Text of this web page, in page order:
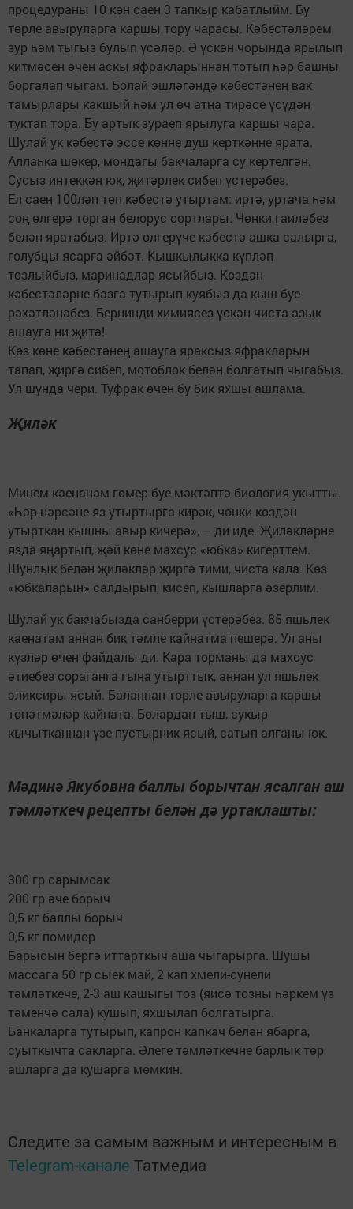
процедураны 10 көн саен 3 тапкыр кабатлыйм. Бу
төрле авыруларга каршы тору чарасы. Кәбестәләрем
зур һәм тыгыз булып үсәләр. Ә үскән чорында ярылып
китмәсен өчен аскы яфракларыннан тотып һәр башны
боргалап чыгам. Болай эшләгәндә кәбестәнең вак
тамырлары какшый һәм ул өч атна тирәсе үсүдән
туктап тора. Бу артык зураеп ярылуга каршы чара.
Шулай ук кәбестә эссе көнне душ керткәнне ярата.
Аллаһка шөкер, мондагы бакчаларга су кертелгән.
Сусыз интеккән юк, җитәрлек сибеп үстерәбез.
Ел саен 100ләп төп кәбестә утыртам: иртә, уртача һәм
соң өлгерә торган белорус сортлары. Чөнки гаиләбез
белән яратабыз. Иртә өлгерүче кәбестә ашка салырга,
голубцы ясарга әйбәт. Кышкылыкка күпләп
тозлыйбыз, маринадлар ясыйбыз. Көздән
кәбестәләрне базга тутырып куябыз да кыш буе
рәхәтләнәбез. Бернинди химиясез үскән чиста азык
ашауга ни җитә!
Көз көне кәбестәнең ашауга яраксыз яфракларын
тапап, җиргә сибеп, мотоблок белән болгатып чыгабыз.
Ул шунда чери. Туфрак өчен бу бик яхшы ашлама.
Җиләк
Минем каенанам гомер буе мәктәптә биология укытты.
«Һәр нәрсәне яз утыртырга кирәк, чөнки көздән
утырткан кышны авыр кичерә», – ди иде. Җиләкләрне
язда яңартып, җәй көне махсус «юбка» кигерттем.
Шунлык белән җиләкләр җиргә тими, чиста кала. Көз
«юбкаларын» салдырып, кисеп, кышларга әзерлим.
Шулай ук бакчабызда санберри үстерәбез. 85 яшьлек
каенатам аннан бик тәмле кайнатма пешерә. Ул аны
күзләр өчен файдалы ди. Кара торманы да махсус
әтиебез сораганга гына утырттык, аннан ул яшьлек
эликсиры ясый. Баланнан төрле авыруларга каршы
төнәтмәләр кайната. Болардан тыш, сукыр
кычытканнан үзе пустырник ясый, сатып алганы юк.
Мәдинә Якубовна баллы борычтан ясалган аш
тәмләткеч рецепты белән дә уртаклашты:
300 гр сарымсак
200 гр әче борыч
0,5 кг баллы борыч
0,5 кг помидор
Барысын бергә иттарткыч аша чыгарырга. Шушы
массага 50 гр сыек май, 2 кап хмели-сунели
тәмләткече, 2-3 аш кашыгы тоз (яисә тозны һәркем үз
тәменчә сала) кушып, яхшылап болгатырга.
Банкаларга тутырып, капрон капкач белән ябарга,
суыткычта сакларга. Әлеге тәмләткечне барлык төр
ашларга да кушарга мөмкин.
Следите за самым важным и интересным в
Telegram-канале Татмедиа